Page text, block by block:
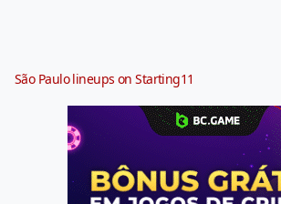
São Paulo lineups on Starting11